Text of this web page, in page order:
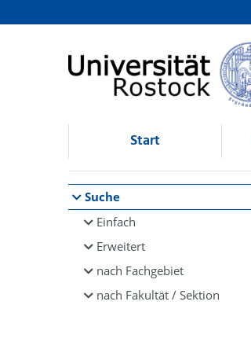
Browsen
direkt zum Inhalt
Start
Suche
Einfach
Erweitert
nach Fachgebiet
nach Fakultät / Sektion